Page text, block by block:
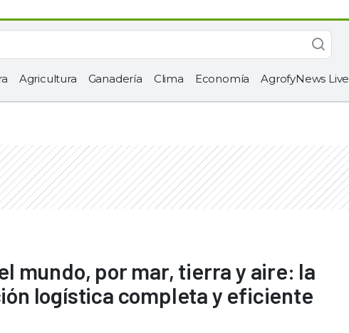
Agricultura Ganadería Clima Economía AgrofyNews Live
mundo, por mar, tierra y aire: la
logística completa y eficiente